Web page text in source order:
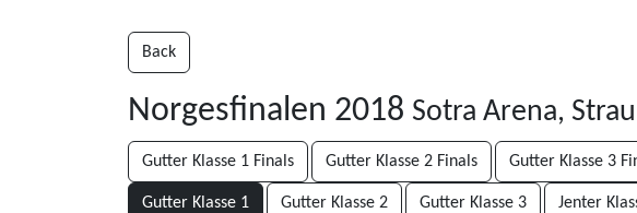
Back
Norgesfinalen 2018 Sotra Arena,
Gutter Klasse 1 Finals Gutter Klasse 2 Finals Gutter Klasse 3
Gutter Klasse 1 Gutter Klasse 2 Gutter Klasse 3 Jenter